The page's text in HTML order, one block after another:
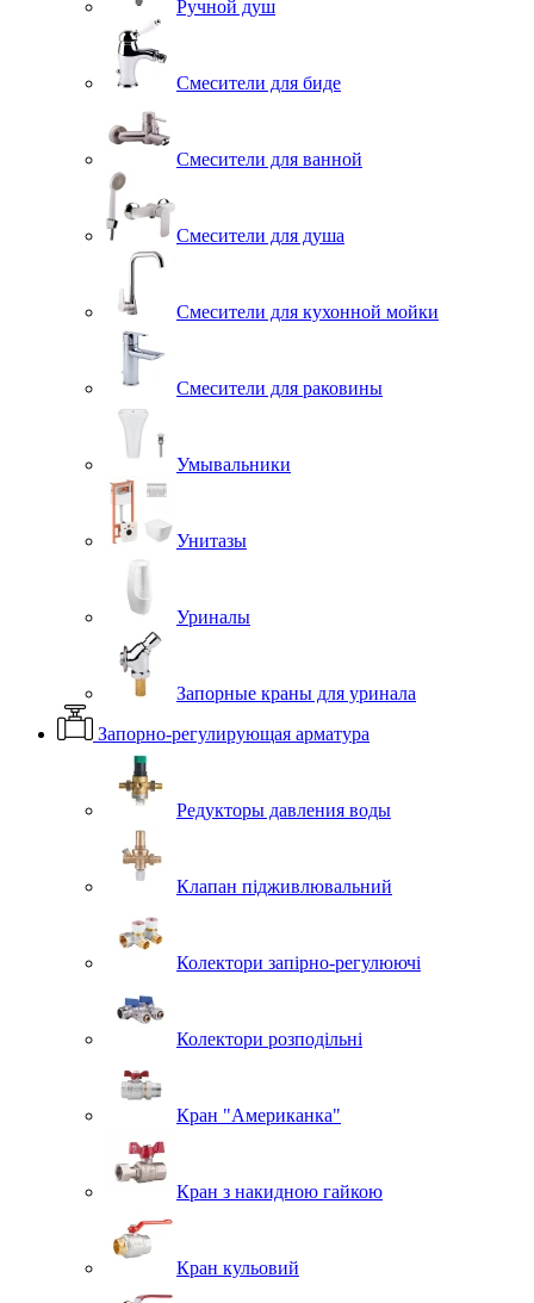
Ручной душ
Смесители для биде
Смесители для ванной
Смесители для душа
Смесители для кухонной мойки
Смесители для раковины
Умывальники
Унитазы
Уриналы
Запорные краны для уринала
Запорно-регулирующая арматура
Редукторы давления воды
Клапан підживлювальний
Колектори запірно-регулюючі
Колектори розподільні
Кран "Американка"
Кран з накидною гайкою
Кран кульовий